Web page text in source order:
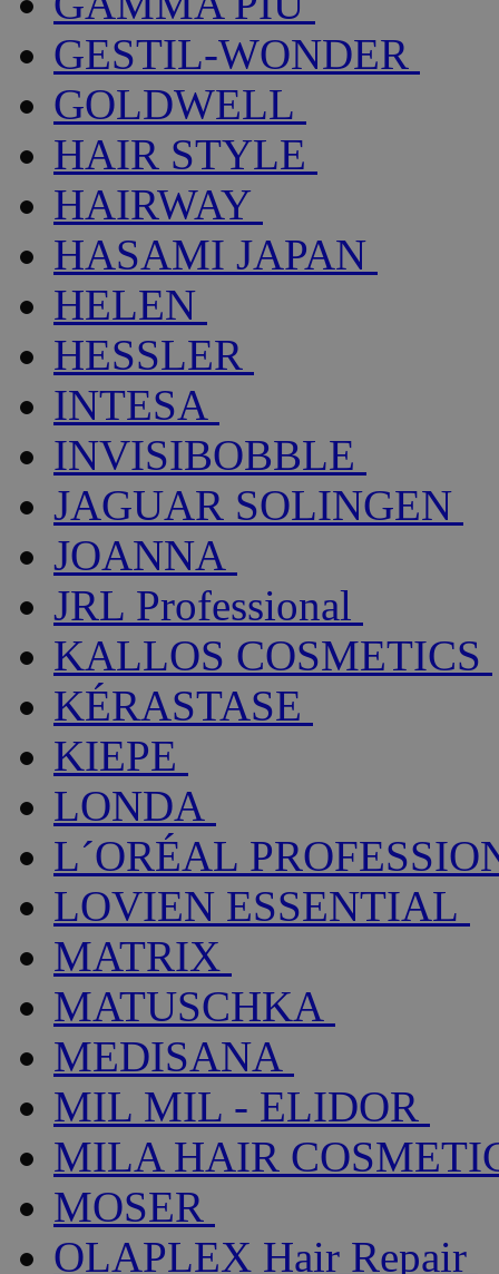
GESTIL-WONDER
GOLDWELL
HAIR STYLE
HAIRWAY
HASAMI JAPAN
HELEN
HESSLER
INTESA
INVISIBOBBLE
JAGUAR SOLINGEN
JOANNA
JRL Professional
KALLOS COSMETICS
KÉRASTASE
KIEPE
LONDA
L´ORÉAL
LOVIEN ESSENTIAL
MATRIX
MATUSCHKA
MEDISANA
MIL MIL - ELIDOR
MILA HAIR
MOSER
OLAPLEX Hair Repair